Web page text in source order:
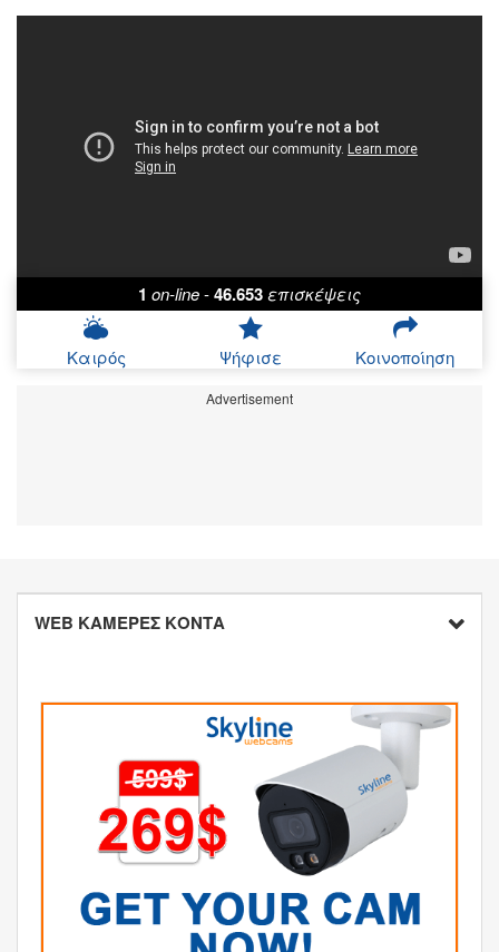
1 on-line-46.653επισκέψεις
Καιρός Ψήφισε Κοινοποίηση
Advertisement
WEB ΚΑΜΕΡΕΣ ΚΟΝΤΑ